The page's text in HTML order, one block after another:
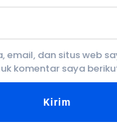
email, dan situs web
komentar saya